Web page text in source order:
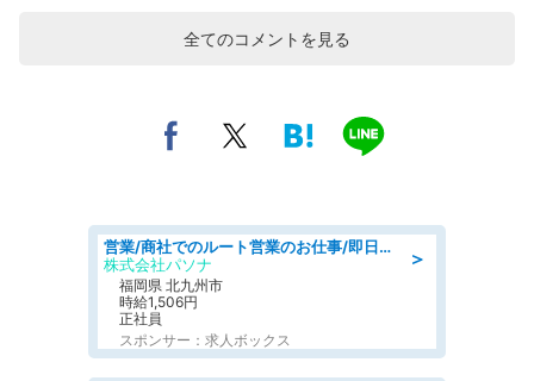
全てのコメントを見る
＞
営業/商社でのルート営業のお仕事/即日勤務可/車通勤可/営業
株式会社パソナ
福岡県 北九州市
時給1,506円
正社員
スポンサー：求人ボックス